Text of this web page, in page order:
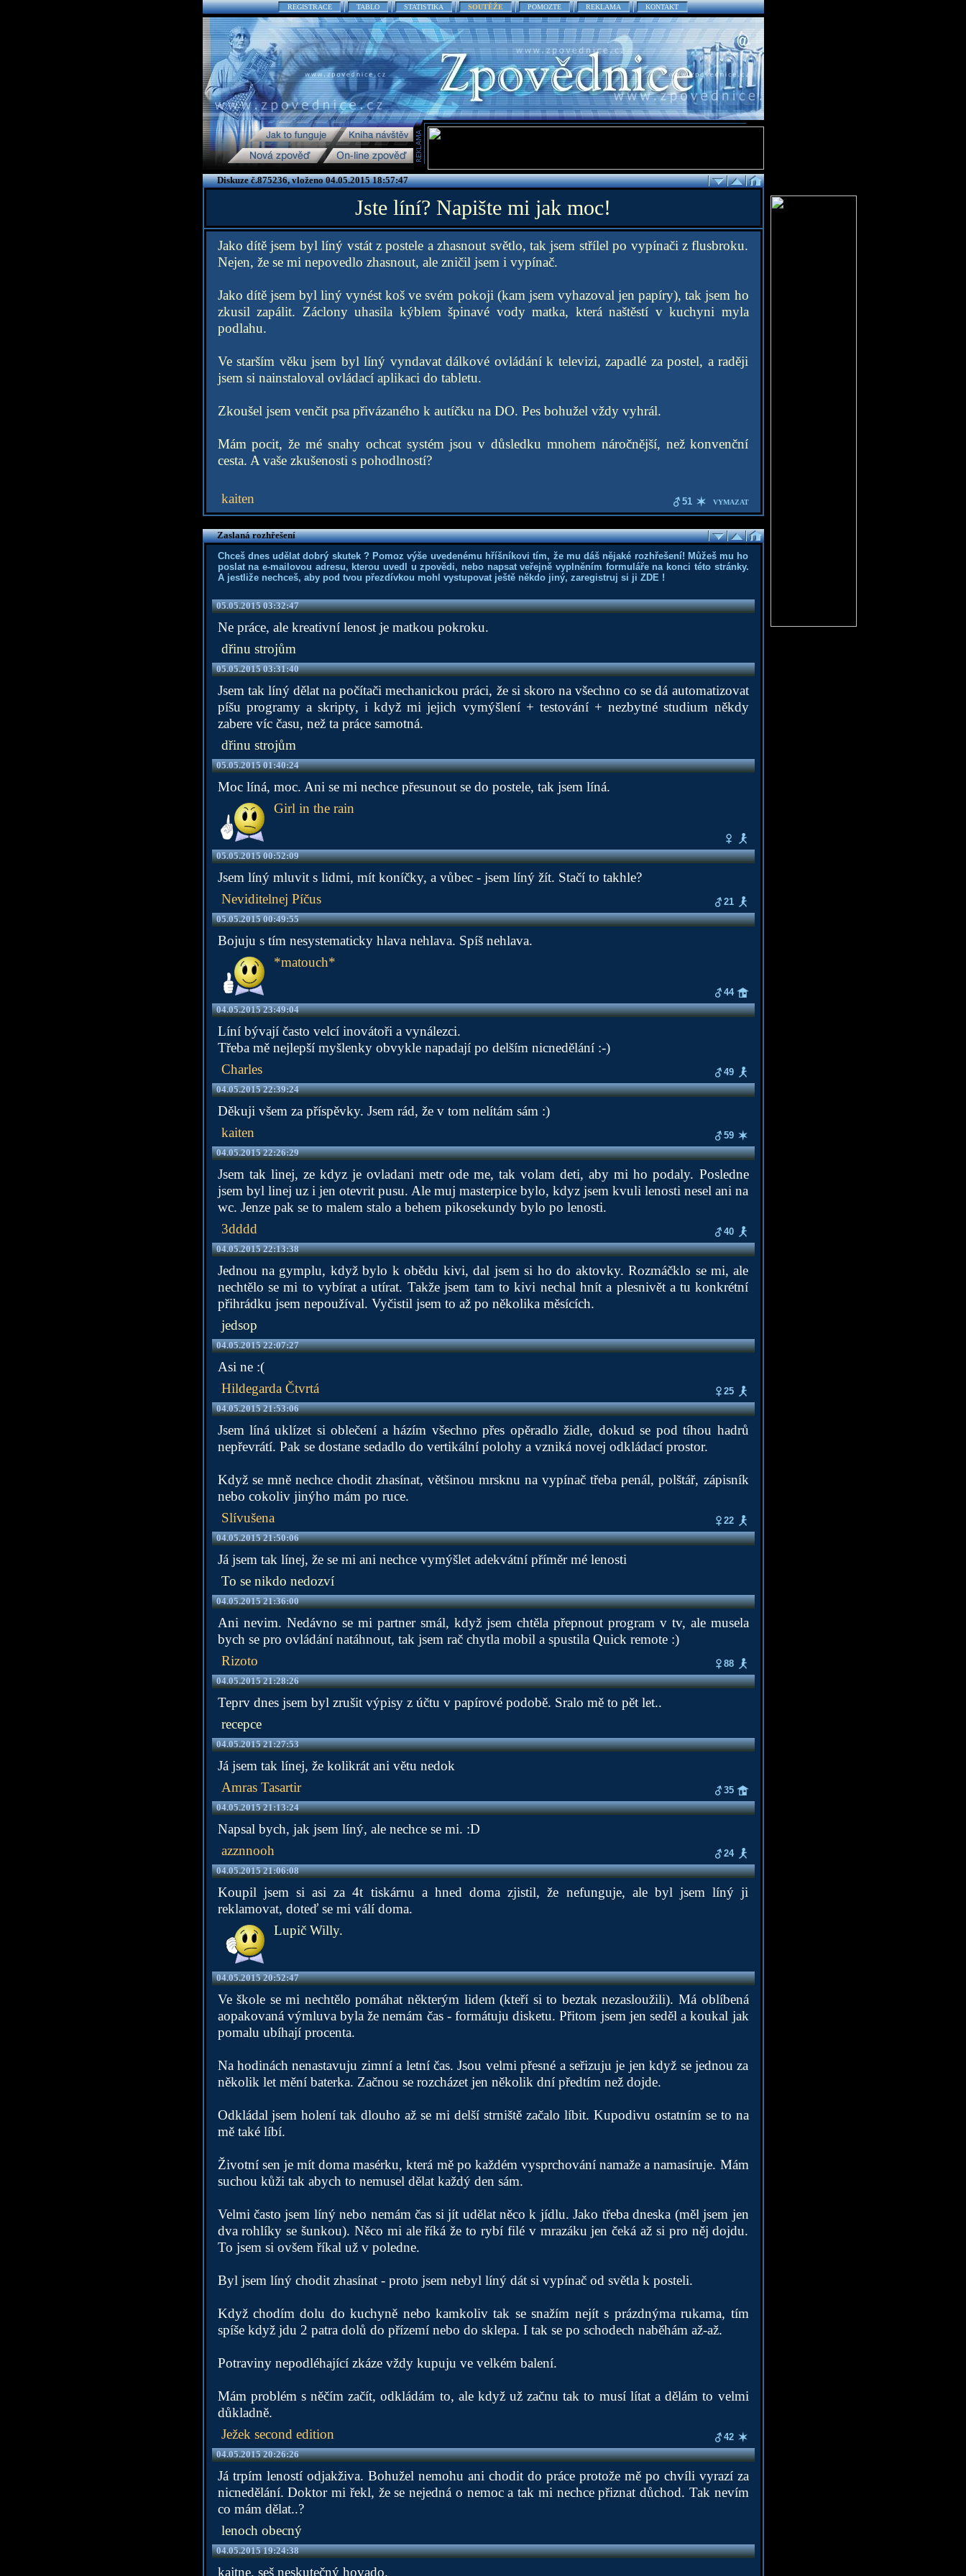
REGISTRACE TABLO STATISTIKA SOUTĚŽE POMOZTE REKLAMA KONTAKT
Diskuze č.875236, vloženo 04.05.2015 18:57:47
Jste líní? Napište mi jak moc!
Jako dítě jsem byl líný vstát z postele a zhasnout světlo, tak jsem střílel po vypínači z flusbroku.
Nejen, že se mi nepovedlo zhasnout, ale zničil jsem i vypínač.
Jako dítě jsem byl liný vynést koš ve svém pokoji (kam jsem vyhazoval jen papíry), tak jsem ho
zkusil zapálit. Záclony uhasila kýblem špinavé vody matka, která naštěstí v kuchyni myla
podlahu.
Ve starším věku jsem byl líný vyndavat dálkové ovládání k televizi, zapadlé za postel, a raději
jsem si nainstaloval ovládací aplikaci do tabletu.
Zkoušel jsem venčit psa přivázaného k autíčku na DO. Pes bohužel vždy vyhrál.
Mám pocit, že mé snahy ochcat systém jsou v důsledku mnohem náročnější, než konvenční
cesta. A vaše zkušenosti s pohodlností?
kaiten 51 VYMAZAT
Zaslaná rozhřešení
Chceš dnes udělat dobrý skutek ? Pomoz výše uvedenému hříšníkovi tím, že mu dáš nějaké rozhřešení! Můžeš mu ho
poslat na e-mailovou adresu, kterou uvedl u zpovědi, nebo napsat veřejně vyplněním formuláře na konci této stránky.
A jestliže nechceš, aby pod tvou přezdívkou mohl vystupovat ještě někdo jiný, zaregistruj si ji ZDE!
05.05.2015 03:32:47
Ne práce, ale kreativní lenost je matkou pokroku.
dřinu strojům
05.05.2015 03:31:40
Jsem tak líný dělat na počítači mechanickou práci, že si skoro na všechno co se dá automatizovat
píšu programy a skripty, i když mi jejich vymýšlení + testování + nezbytné studium někdy
zabere víc času, než ta práce samotná.
dřinu strojům
05.05.2015 01:40:24
Moc líná, moc. Ani se mi nechce přesunout se do postele, tak jsem líná.
Girl in the rain
05.05.2015 00:52:09
Jsem líný mluvit s lidmi, mít koníčky, a vůbec - jsem líný žít. Stačí to takhle?
Neviditelnej Píčus
21
05.05.2015 00:49:55
Bojuju s tím nesystematicky hlava nehlava. Spíš nehlava.
*matouch*
44
04.05.2015 23:49:04
Líní bývají často velcí inovátoři a vynálezci.
Třeba mě nejlepší myšlenky obvykle napadají po delším nicnedělání :-)
Charles
49
04.05.2015 22:39:24
Děkuji všem za příspěvky. Jsem rád, že v tom nelítám sám :)
kaiten
59
04.05.2015 22:26:29
Jsem tak linej, ze kdyz je ovladani metr ode me, tak volam deti, aby mi ho podaly. Posledne
jsem byl linej uz i jen otevrit pusu. Ale muj masterpice bylo, kdyz jsem kvuli lenosti nesel ani na
wc. Jenze pak se to malem stalo a behem pikosekundy bylo po lenosti.
3dddd
40
04.05.2015 22:13:38
Jednou na gymplu, když bylo k obědu kivi, dal jsem si ho do aktovky. Rozmáčklo se mi, ale
nechtělo se mi to vybírat a utírat. Takže jsem tam to kivi nechal hnít a plesnivět a tu konkrétní
přihrádku jsem nepoužíval. Vyčistil jsem to až po několika měsících.
jedsop
04.05.2015 22:07:27
Asi ne :(
Hildegarda Čtvrtá
25
04.05.2015 21:53:06
Jsem líná uklízet si oblečení a házím všechno přes opěradlo židle, dokud se pod tíhou hadrů
nepřevrátí. Pak se dostane sedadlo do vertikální polohy a vzniká novej odkládací prostor.
Když se mně nechce chodit zhasínat, většinou mrsknu na vypínač třeba penál, polštář, zápisník
nebo cokoliv jinýho mám po ruce.
Slívušena
22
04.05.2015 21:50:06
Já jsem tak línej, že se mi ani nechce vymýšlet adekvátní příměr mé lenosti
To se nikdo nedozví
04.05.2015 21:36:00
Ani nevim. Nedávno se mi partner smál, když jsem chtěla přepnout program v tv, ale musela
bych se pro ovládání natáhnout, tak jsem rač chytla mobil a spustila Quick remote :)
Rizoto
88
04.05.2015 21:28:26
Teprv dnes jsem byl zrušit výpisy z účtu v papírové podobě. Sralo mě to pět let..
recepce
04.05.2015 21:27:53
Já jsem tak línej, že kolikrát ani větu nedok
Amras Tasartir
35
04.05.2015 21:13:24
Napsal bych, jak jsem líný, ale nechce se mi. :D
azznnooh
24
04.05.2015 21:06:08
Koupil jsem si asi za 4t tiskárnu a hned doma zjistil, že nefunguje, ale byl jsem líný ji
reklamovat, doteď se mi válí doma.
Lupič Willy.
04.05.2015 20:52:47
Ve škole se mi nechtělo pomáhat některým lidem (kteří si to beztak nezasloužili). Má oblíbená
aopakovaná výmluva byla že nemám čas - formátuju disketu. Přitom jsem jen seděl a koukal jak
pomalu ubíhají procenta.
Na hodinách nenastavuju zimní a letní čas. Jsou velmi přesné a seřizuju je jen když se jednou za
několik let mění baterka. Začnou se rozcházet jen několik dní předtím než dojde.
Odkládal jsem holení tak dlouho až se mi delší strniště začalo líbit. Kupodivu ostatním se to na
mě také líbí.
Životní sen je mít doma masérku, která mě po každém vysprchování namaže a namasíruje. Mám
suchou kůži tak abych to nemusel dělat každý den sám.
Velmi často jsem líný nebo nemám čas si jít udělat něco k jídlu. Jako třeba dneska (měl jsem jen
dva rohlíky se šunkou). Něco mi ale říká že to rybí filé v mrazáku jen čeká až si pro něj dojdu.
To jsem si ovšem říkal už v poledne.
Byl jsem líný chodit zhasínat - proto jsem nebyl líný dát si vypínač od světla k posteli.
Když chodím dolu do kuchyně nebo kamkoliv tak se snažím nejít s prázdnýma rukama, tím
spíše když jdu 2 patra dolů do přízemí nebo do sklepa. I tak se po schodech naběhám až-až.
Potraviny nepodléhající zkáze vždy kupuju ve velkém balení.
Mám problém s něčím začít, odkládám to, ale když už začnu tak to musí lítat a dělám to velmi
důkladně.
Ježek second edition
42
04.05.2015 20:26:26
Já trpím leností odjakživa. Bohužel nemohu ani chodit do práce protože mě po chvíli vyrazí za
nicnedělání. Doktor mi řekl, že se nejedná o nemoc a tak mi nechce přiznat důchod. Tak nevím
co mám dělat..?
lenoch obecný
04.05.2015 19:24:38
kajtne, seš neskutečný hovado.